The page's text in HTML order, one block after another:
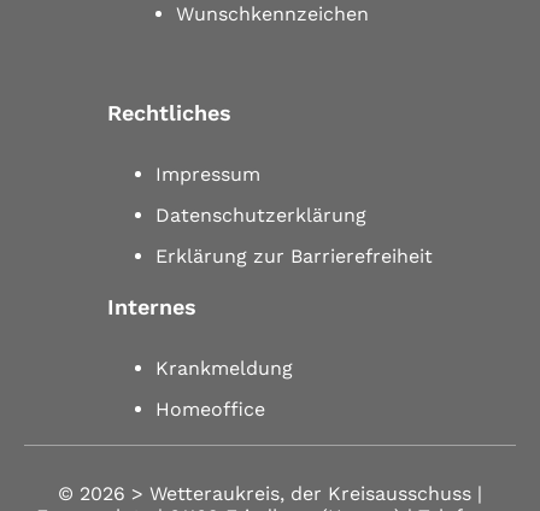
Wunschkennzeichen
Rechtliches
Impressum
Datenschutzerklärung
Erklärung zur Barrierefreiheit
Internes
Krankmeldung
Homeoffice
© 2026 > Wetteraukreis, der Kreisausschuss |